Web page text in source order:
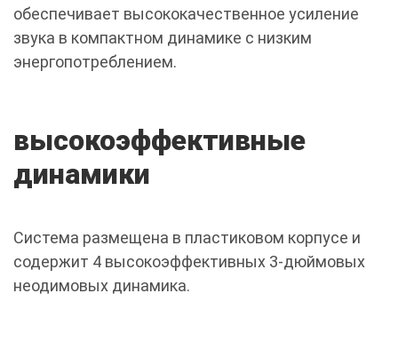
обеспечивает высококачественное усиление
звука в компактном динамике с низким
энергопотреблением.
высокоэффективные
динамики
Система размещена в пластиковом корпусе и
содержит 4 высокоэффективных 3-дюймовых
неодимовых динамика.